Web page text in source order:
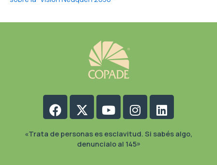
Facebook
X-
twitter
YoutubeInstagram
Linkedin
«Trata de personas es esclavitud. Si sabés algo,
denuncialo al 145»